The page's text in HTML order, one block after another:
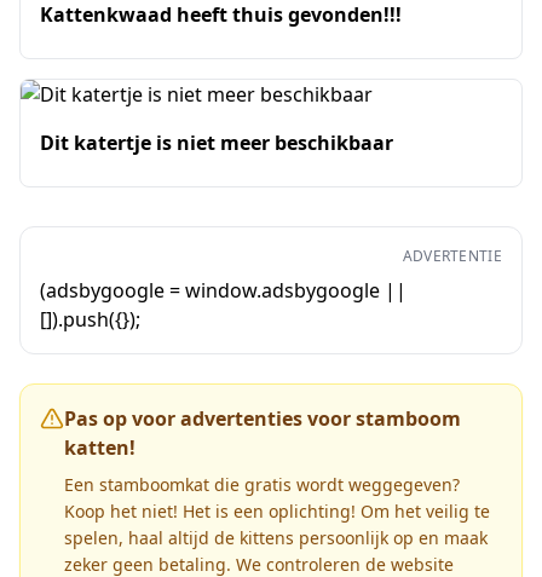
Kattenkwaad heeft thuis gevonden!!!
Dit katertje is niet meer beschikbaar
ADVERTENTIE
(adsbygoogle = window.adsbygoogle ||
[]).push({});
Pas op voor advertenties voor stamboom
katten!
Een stamboomkat die gratis wordt weggegeven?
Koop het niet! Het is een oplichting! Om het veilig te
spelen, haal altijd de kittens persoonlijk op en maak
zeker geen betaling. We controleren de website